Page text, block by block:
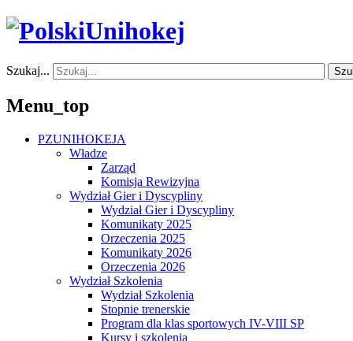
Szukaj...
Menu_top
PZUNIHOKEJA
Władze
Zarząd
Komisja Rewizyjna
Wydział Gier i Dyscypliny
Wydział Gier i Dyscypliny
Komunikaty 2025
Orzeczenia 2025
Komunikaty 2026
Orzeczenia 2026
Wydział Szkolenia
Wydział Szkolenia
Stopnie trenerskie
Program dla klas sportowych IV-VIII SP
Kursy i szkolenia